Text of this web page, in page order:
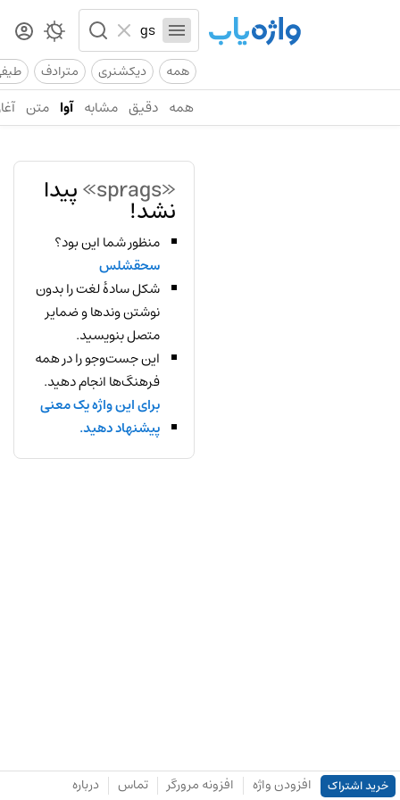
همه دیکشنری مترادف
همه دقیق مشابه آوا متن
«sprags» پیدا
نشد!
منظور شما این بود؟
سحقشلس
شکل سادهٔ لغت را بدون
نوشتن وندها و ضمایر
متصل بنویسید.
این جست‌وجو را در همه
فرهنگ‌ها انجام دهید.
برای این واژه یک معنی
پیشنهاد دهید.
خرید اشتراک افزودن واژه افزونه مرورگر تماس درباره